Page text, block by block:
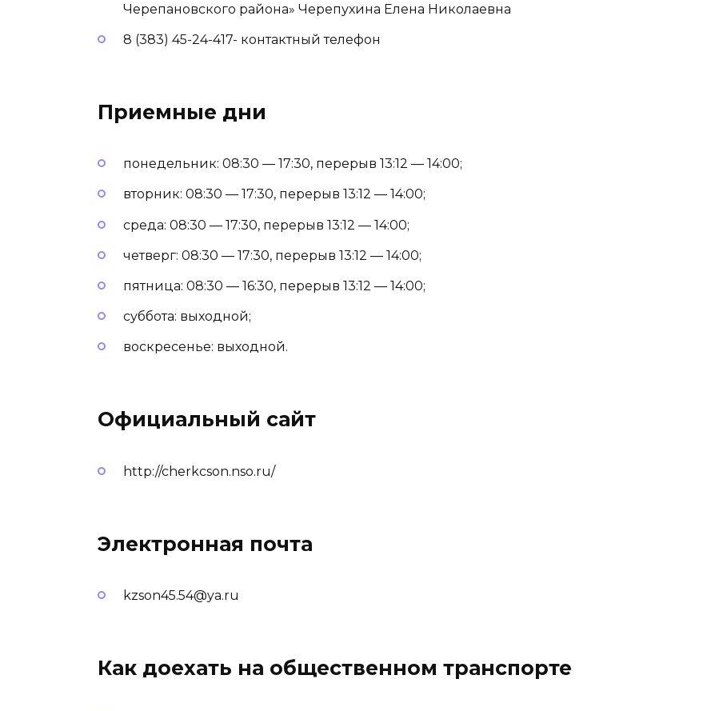
Черепановского района» Черепухина Елена Николаевна
8 (383) 45-24-417- контактный телефон
Приемные дни
понедельник: 08:30 — 17:30, перерыв 13:12 — 14:00;
вторник: 08:30 — 17:30, перерыв 13:12 — 14:00;
среда: 08:30 — 17:30, перерыв 13:12 — 14:00;
четверг: 08:30 — 17:30, перерыв 13:12 — 14:00;
пятница: 08:30 — 16:30, перерыв 13:12 — 14:00;
суббота: выходной;
воскресенье: выходной.
Официальный сайт
http://cherkcson.nso.ru/
Электронная почта
kzson45.54@ya.ru
Как доехать на общественном транспорте